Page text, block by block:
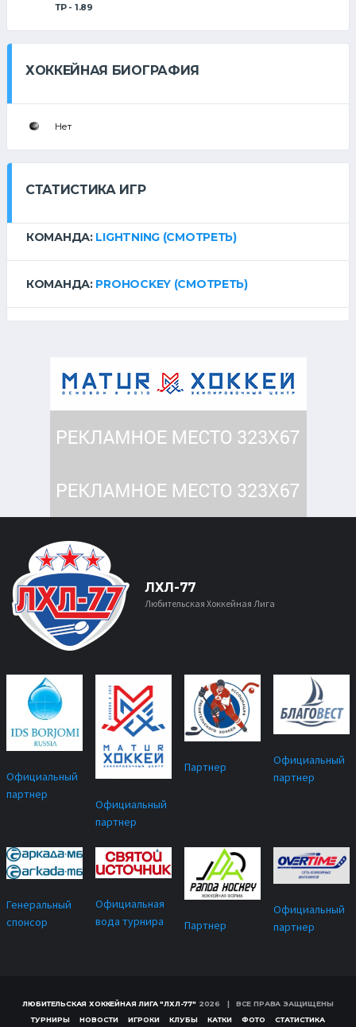
ТР - 1.89
ХОККЕЙНАЯ БИОГРАФИЯ
Нет
СТАТИСТИКА ИГР
КОМАНДА: LIGHTNING (СМОТРЕТЬ)
КОМАНДА: PROHOCKEY (СМОТРЕТЬ)
ЛХЛ-77
Любительская Хоккейная Лига
Официальный
партнер
Официальный
партнер
Партнер
Официальный
партнер
Генеральный
спонсор
Официальная
вода турнира
Партнер
Официальный
партнер
ЛЮБИТЕЛЬСКАЯ ХОККЕЙНАЯ ЛИГА "ЛХЛ-77"2026 | ВСЕ ПРАВА ЗАЩИЩЕНЫ
ТУРНИРЫ
НОВОСТИ ИГРОКИ КЛУБЫ КАТКИ ФОТО СТАТИСТИКА